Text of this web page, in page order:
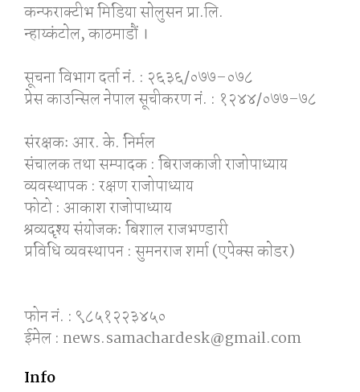
कन्फराक्टीभ मिडिया साेलुसन प्रा.लि.
न्हाय्कंटाेल, काठमाडाैं ।
सूचना विभाग दर्ता नं. : २६३६/०७७–०७८
प्रेस काउन्सिल नेपाल सूचीकरण नं. : १२४४/०७७–७८
संरक्षकः आर. के. निर्मल
संचालक तथा सम्पादक : बिराजकाजी राजोपाध्याय
व्यवस्थापक : रक्षण राजोपाध्याय
फोटो : आकाश राजोपाध्याय
श्रव्यदृश्य संयोजकः बिशाल राजभण्डारी
प्रविधि व्यवस्थापन : सुमनराज शर्मा (एपेक्स काेडर)
फोन नं. : ९८५१२२३४५०
ईमेल : news.samachardesk@gmail.com
Info